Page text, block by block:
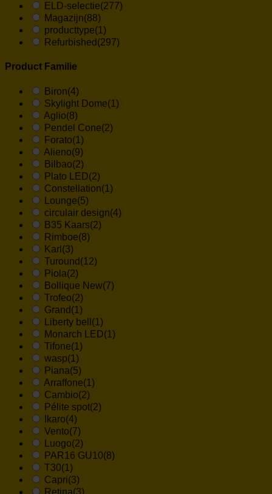
ELD-selectie(277)
Magazijn(88)
producttype(1)
Refurbished(297)
Product Familie
Biron(4)
Skylight Dome(1)
Aglio(8)
Pendel Cone(2)
Forato(1)
Alieno(9)
Bilbao(2)
Plato LED(2)
Constellation(1)
Lounge(5)
circulair design(4)
B35 Kaars(2)
Rimboe(8)
Karl (3)
Turound (12)
Piola(2)
Bollique New(7)
Trofeo(2)
Grand (1)
Liberty bell (1)
Monarch LED(1)
Tifone(1)
wasp(1)
Piana(5)
Arraffone(1)
Cambio(2)
Pélite spot(2)
Ikaro(4)
Vento(7)
Luogo(2)
PAR16 GU10(8)
T30(1)
Capri(3)
Retina(3)